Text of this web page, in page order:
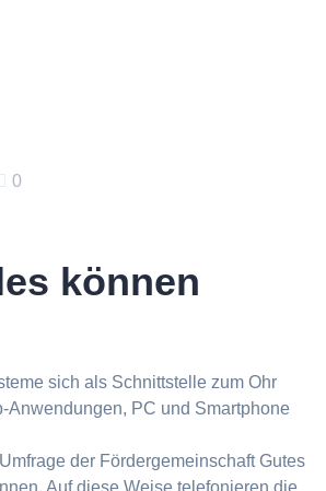
0
können
sich als Schnittstelle zum Ohr
Anwendungen, PC und Smartphone
der Fördergemeinschaft Gutes